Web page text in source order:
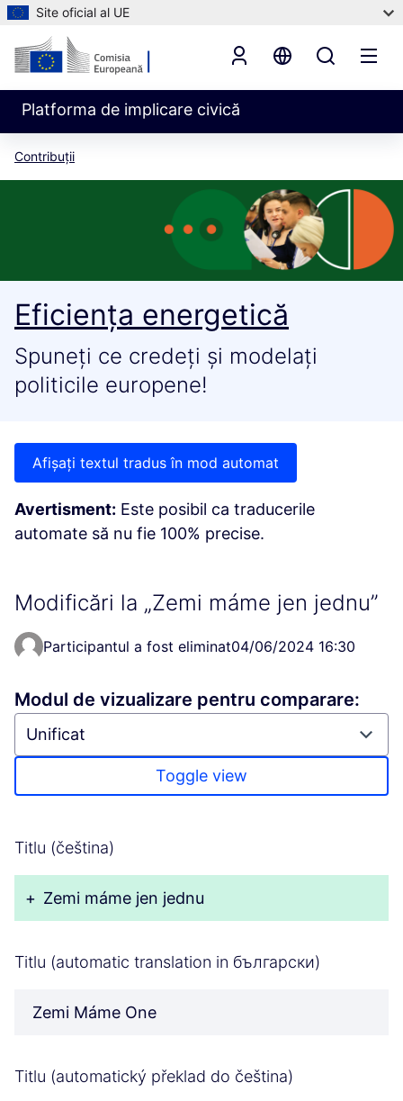
Site oficial al UE
Platforma de implicare civică
Contribuții
Eficiența energetică
Spuneți ce credeți și modelați
politicile europene!
Afișați textul tradus în mod automat
Avertisment: Este posibil ca traducerile
automate să nu fie 100% precise.
Modificări la „Zemi máme jen jednu”
Participantul a fost eliminat04/06/2024 16:30
Modul de vizualizare pentru comparare:
Toggle view
Titlu (čeština)
+ Zemi máme jen jednu
Titlu (automatic translation in български)
Zemi Máme One
Titlu (automatický překlad do čeština)